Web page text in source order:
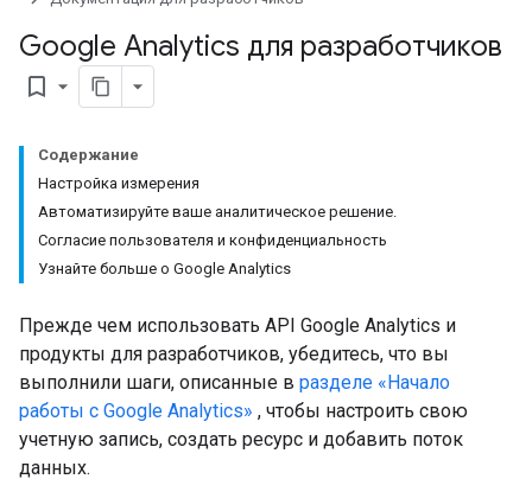
Google Analytics для разработчиков
bookmark_border
Содержание
Настройка измерения
Автоматизируйте ваше аналитическое решение.
Согласие пользователя и конфиденциальность
Узнайте больше о Google Analytics
Прежде чем использовать API Google Analytics и
продукты для разработчиков, убедитесь, что вы
выполнили шаги, описанные в разделе «Начало
работы с Google Analytics» , чтобы настроить свою
учетную запись, создать ресурс и добавить поток
данных.